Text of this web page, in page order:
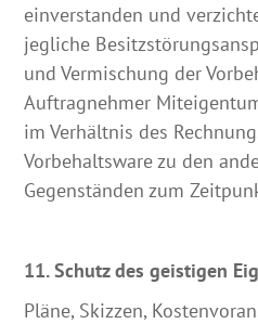
einverstanden und
jegliche
und Vermischung der
Auftragnehmer
im Verhältnis des
Vorbehaltsware zu den
Gegenständen zum
11. Schutz des geistigen
Pläne, Skizzen,